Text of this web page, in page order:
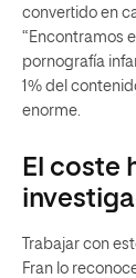
convertido en
“Encontramos
pornografía
1% del
enorme.
El coste
Trabajar con
Fran lo